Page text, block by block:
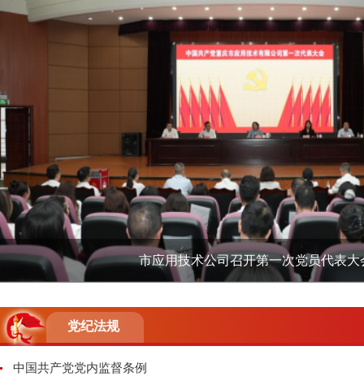
我院召开2025年第一季度部门和单位一把手
我院举办深入贯彻中央八项规定精神学习教
市应用技术公司召开第一次党员代表大
党纪法规
中国共产党党内监督条例